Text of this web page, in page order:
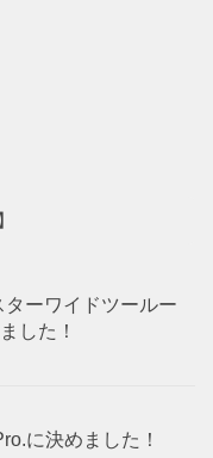
ーワイドツールー
した！
に決めました！